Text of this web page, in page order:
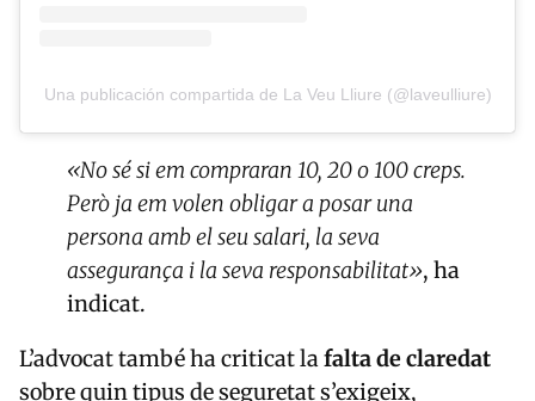
Una publicación compartida de La Veu Lliure (@laveulliure)
«No sé si em compraran 10, 20 o 100 creps.
Però ja em volen obligar a posar una
persona amb el seu salari, la seva
assegurança i la seva responsabilitat», ha
indicat.
L’advocat també ha criticat la falta de claredat
sobre quin tipus de seguretat s’exigeix,